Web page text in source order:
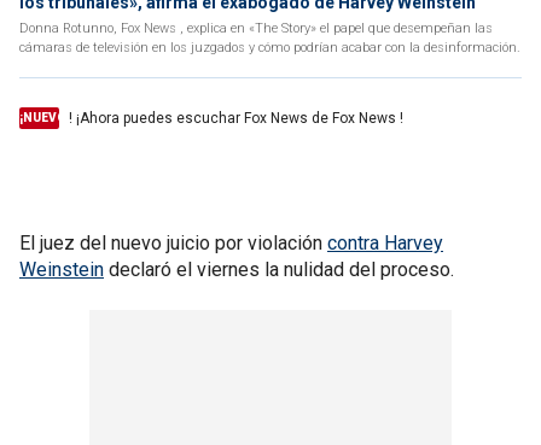
Donna Rotunno, Fox News , explica en «The Story» el papel que desempeñan las
cámaras de televisión en los juzgados y cómo podrían acabar con la desinformación.
¡NUEVO ! ¡Ahora puedes escuchar Fox News de Fox News !
El juez del nuevo juicio por violación contra Harvey
Weinstein declaró el viernes la nulidad del proceso.